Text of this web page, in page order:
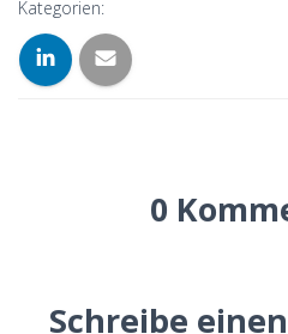
Kategorien:
0
Schreibe